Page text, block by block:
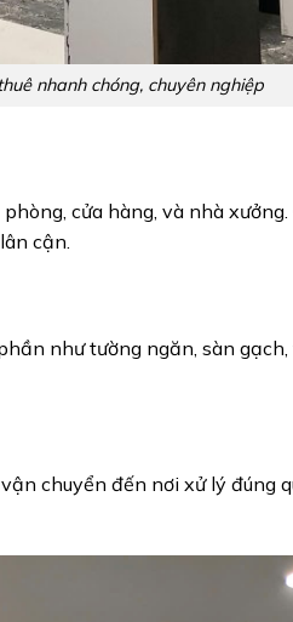
nhanh chóng, chuyên nghiệp
cửa hàng, và nhà
cận.
như tường ngăn, sàn
chuyển đến nơi xử lý